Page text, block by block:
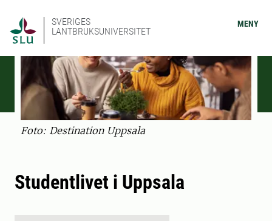
SVERIGES
LANTBRUKSUNIVERSITET
MENY
Foto: Destination Uppsala
Studentlivet i Uppsala